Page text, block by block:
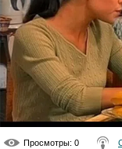
Просмотры: 0